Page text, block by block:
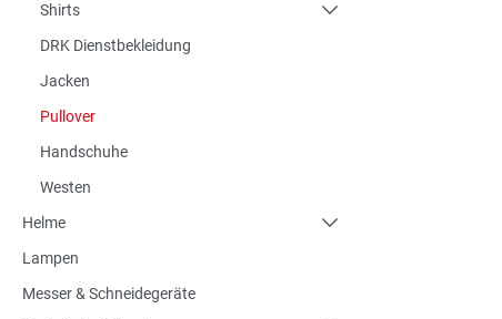
Shirts
DRK Dienstbekleidung
Jacken
Pullover
Handschuhe
Westen
Helme
Lampen
Messer & Schneidegeräte